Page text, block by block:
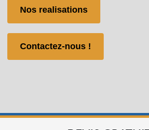
Nos realisations
Contactez-nous !